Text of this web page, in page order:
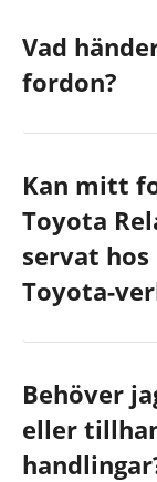
Vad
fordon?
Kan mitt
Toyota
servat
Toyota-
Behöver
eller